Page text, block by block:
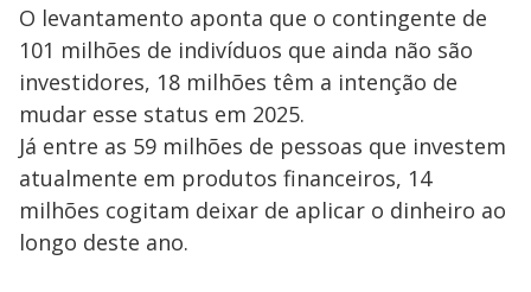
O levantamento aponta que o contingente de
101 milhões de indivíduos que ainda não são
investidores, 18 milhões têm a intenção de
mudar esse status em 2025.
Já entre as 59 milhões de pessoas que investem
atualmente em produtos financeiros, 14
milhões cogitam deixar de aplicar o dinheiro ao
longo deste ano.